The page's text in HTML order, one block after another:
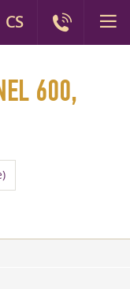
600,
CS